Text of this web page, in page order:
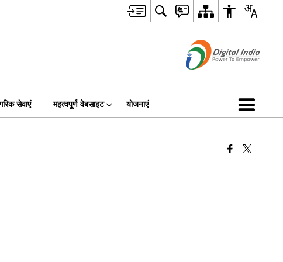
सेवाएं महत्वपूर्ण वेबसाइट योजनाएं